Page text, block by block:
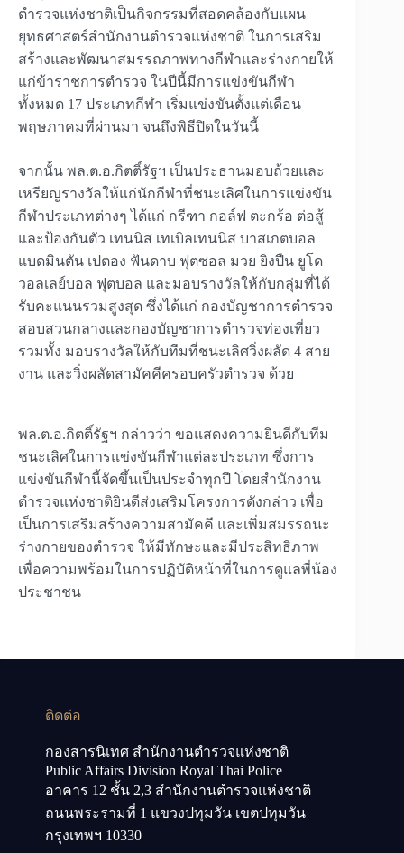
ตำรวจแห่งชาติเป็นกิจกรรมที่สอดคล้องกับแผน
ยุทธศาสตร์สำนักงานตำรวจแห่งชาติ ในการเสริม
สร้างและพัฒนาสมรรถภาพทางกีฬาและร่างกายให้
แก่ข้าราชการตำรวจ ในปีนี้มีการแข่งขันกีฬา
ทั้งหมด 17 ประเภทกีฬา เริ่มแข่งขันตั้งแต่เดือน
พฤษภาคมที่ผ่านมา จนถึงพิธีปิดในวันนี้
จากนั้น พล.ต.อ.กิตติ์รัฐฯ เป็นประธานมอบถ้วยและ
เหรียญรางวัลให้แก่นักกีฬาที่ชนะเลิศในการแข่งขัน
กีฬาประเภทต่างๆ ได้แก่ กรีฑา กอล์ฟ ตะกร้อ ต่อสู้
และป้องกันตัว เทนนิส เทเบิลเทนนิส บาสเกตบอล
แบดมินตัน เปตอง ฟันดาบ ฟุตซอล มวย ยิงปืน ยูโด
วอลเลย์บอล ฟุตบอล และมอบรางวัลให้กับกลุ่มที่ได้
รับคะแนนรวมสูงสุด ซึ่งได้แก่ กองบัญชาการตำรวจ
สอบสวนกลางและกองบัญชาการตำรวจท่องเที่ยว
รวมทั้ง มอบรางวัลให้กับทีมที่ชนะเลิศวิ่งผลัด 4 สาย
งาน และวิ่งผลัดสามัคคีครอบครัวตำรวจ ด้วย
พล.ต.อ.กิตติ์รัฐฯ กล่าวว่า ขอแสดงความยินดีกับทีม
ชนะเลิศในการแข่งขันกีฬาแต่ละประเภท ซึ่งการ
แข่งขันกีฬานี้จัดขึ้นเป็นประจำทุกปี โดยสำนักงาน
ตำรวจแห่งชาติยินดีส่งเสริมโครงการดังกล่าว เพื่อ
เป็นการเสริมสร้างความสามัคคี และเพิ่มสมรรถนะ
ร่างกายของตำรวจ ให้มีทักษะและมีประสิทธิภาพ
เพื่อความพร้อมในการปฏิบัติหน้าที่ในการดูแลพี่น้อง
ประชาชน
ติดต่อ
กองสารนิเทศ สำนักงานตำรวจแห่งชาติ
Public Affairs Division Royal Thai Police
อาคาร 12 ชั้น 2,3 สำนักงานตำรวจแห่งชาติ
ถนนพระรามที่ 1 แขวงปทุมวัน เขตปทุมวัน
กรุงเทพฯ 10330